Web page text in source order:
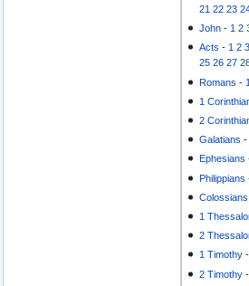
21 22 23
John - 1 2
Acts -1 2
25 26 27
Romans -
1
2
Galatians
Ephesians
Philippians
Colossians
1
2
1 Timothy
2 Timothy